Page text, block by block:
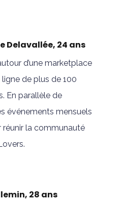
Delavallée, 24 ans
d’une marketplace
ligne de plus de 100
En parallèle de
événements mensuels
la communauté
28 ans